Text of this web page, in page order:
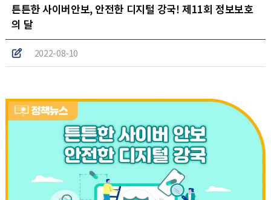
튼튼한 사이버안보, 안전한 디지털 강국! 제11회 정보보호
의 달
2022-08-10